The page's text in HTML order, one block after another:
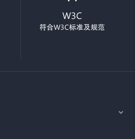
W3C
符合W3C标准及规范